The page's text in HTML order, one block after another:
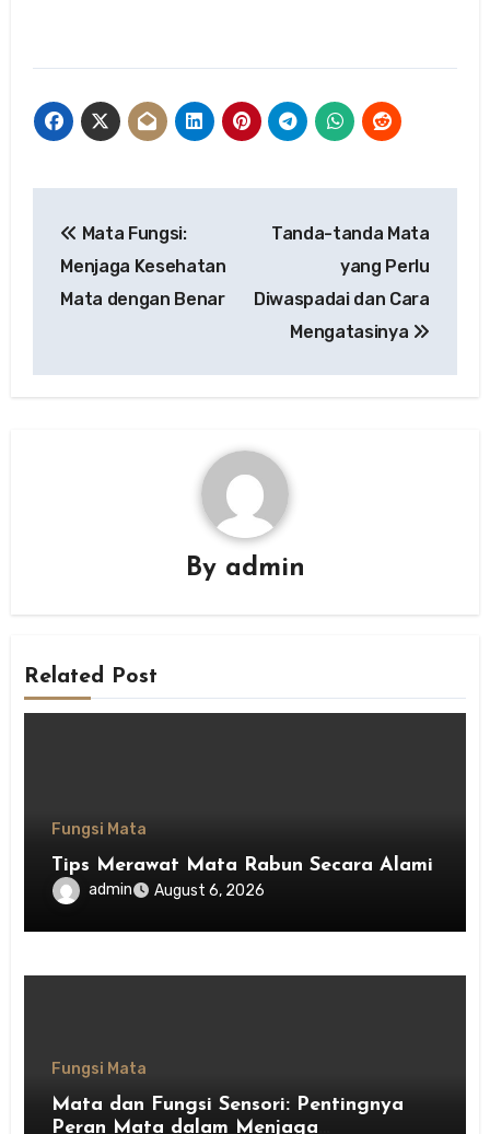
navigation
Mata Fungsi:
Menjaga Kesehatan
Mata dengan Benar
Tanda-tanda Mata
yang Perlu
Diwaspadai dan Cara
Mengatasinya
By admin
Related Post
Fungsi Mata
Tips Merawat Mata Rabun Secara Alami
admin August 6, 2026
Fungsi Mata
Mata dan Fungsi Sensori: Pentingnya
Peran Mata dalam Menjaga